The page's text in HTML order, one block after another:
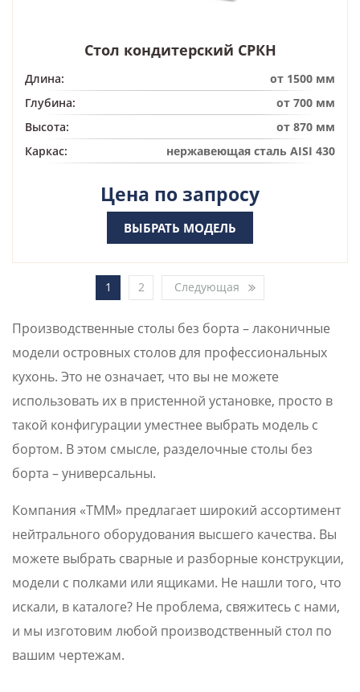
Стол кондитерский СРКН
Длина:
от 1500 мм
Глубина:
от 700 мм
Высота:
от 870 мм
Каркас:
нержавеющая сталь AISI 430
Цена по запросу
ВЫБРАТЬ МОДЕЛЬ
1 2 Следующая
Производственные столы без борта – лаконичные
модели островных столов для профессиональных
кухонь. Это не означает, что вы не можете
использовать их в пристенной установке, просто в
такой конфигурации уместнее выбрать модель с
бортом. В этом смысле, разделочные столы без
борта – универсальны.
Компания «ТММ» предлагает широкий ассортимент
нейтрального оборудования высшего качества. Вы
можете выбрать сварные и разборные конструкции,
модели с полками или ящиками. Не нашли того, что
искали, в каталоге? Не проблема, свяжитесь с нами,
и мы изготовим любой производственный стол по
вашим чертежам.